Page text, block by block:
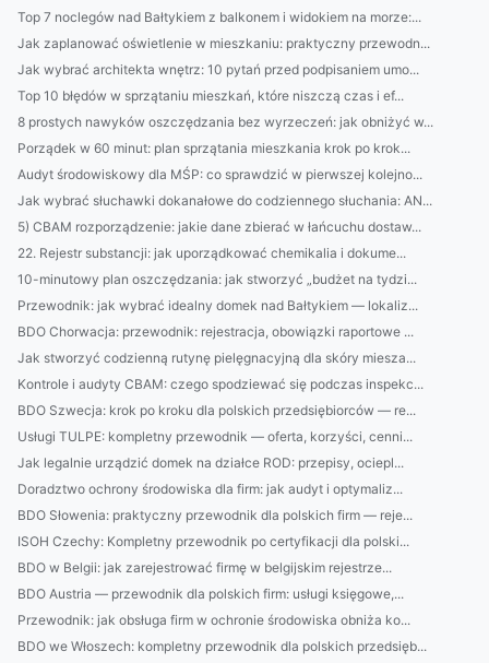
Top 7 noclegów nad Bałtykiem z balkonem i widokiem na morze:...
Jak zaplanować oświetlenie w mieszkaniu: praktyczny przewodn...
Jak wybrać architekta wnętrz: 10 pytań przed podpisaniem umo...
Top 10 błędów w sprzątaniu mieszkań, które niszczą czas i ef...
8 prostych nawyków oszczędzania bez wyrzeczeń: jak obniżyć w...
Porządek w 60 minut: plan sprzątania mieszkania krok po krok...
Audyt środowiskowy dla MŚP: co sprawdzić w pierwszej kolejno...
Jak wybrać słuchawki dokanałowe do codziennego słuchania: AN...
5) CBAM rozporządzenie: jakie dane zbierać w łańcuchu dostaw...
22. Rejestr substancji: jak uporządkować chemikalia i dokume...
10-minutowy plan oszczędzania: jak stworzyć „budżet na tydzi...
Przewodnik: jak wybrać idealny domek nad Bałtykiem — lokaliz...
BDO Chorwacja: przewodnik: rejestracja, obowiązki raportowe ...
Jak stworzyć codzienną rutynę pielęgnacyjną dla skóry miesza...
Kontrole i audyty CBAM: czego spodziewać się podczas inspekc...
BDO Szwecja: krok po kroku dla polskich przedsiębiorców — re...
Usługi TULPE: kompletny przewodnik — oferta, korzyści, cenni...
Jak legalnie urządzić domek na działce ROD: przepisy, ociepl...
Doradztwo ochrony środowiska dla firm: jak audyt i optymaliz...
BDO Słowenia: praktyczny przewodnik dla polskich firm — reje...
ISOH Czechy: Kompletny przewodnik po certyfikacji dla polski...
BDO w Belgii: jak zarejestrować firmę w belgijskim rejestrze...
BDO Austria — przewodnik dla polskich firm: usługi księgowe,...
Przewodnik: jak obsługa firm w ochronie środowiska obniża ko...
BDO we Włoszech: kompletny przewodnik dla polskich przedsięb...